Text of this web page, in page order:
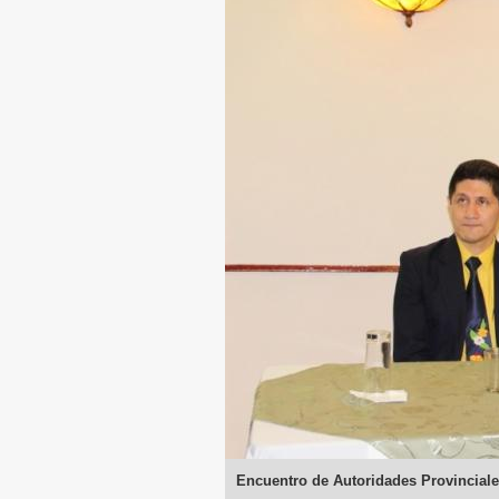
Encuentro de Autoridades